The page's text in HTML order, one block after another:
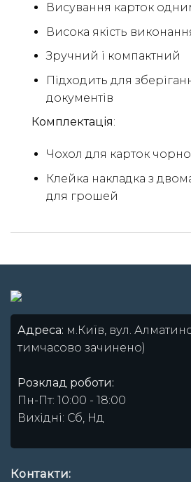
Висування карток
Висока якість
Зручний і компактний
Підходить для
документів
Комплектація:
Чохол для карток
Клейка накладка з
для грошей
Адреса: м.Київ, вул.
тимчасово зачинено)
Розклад роботи:
Пн-Пт: 10:00 - 18:00
Вихідні: Сб, Нд
Контакти: